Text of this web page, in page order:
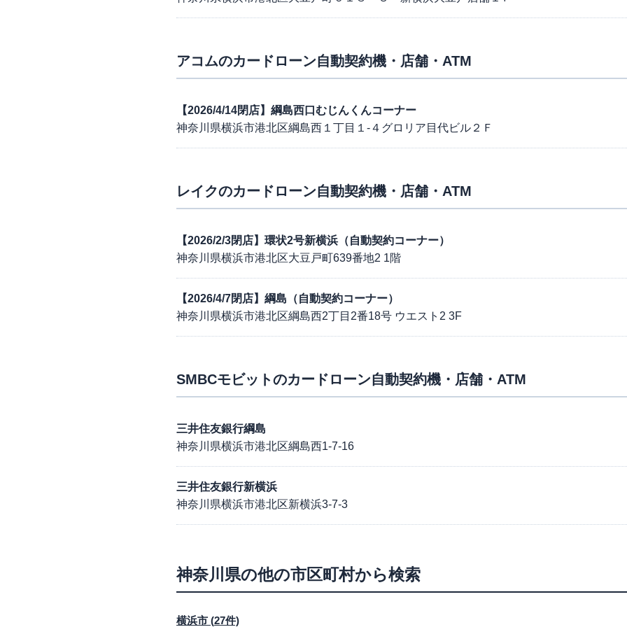
アコムのカードローン自動契約機・店舗・ATM
【2026/4/14閉店】綱島西口むじんくんコーナー
神奈川県横浜市港北区綱島西１丁目１-４グロリア目代ビル２Ｆ
レイクのカードローン自動契約機・店舗・ATM
【2026/2/3閉店】環状2号新横浜（自動契約コーナー）
神奈川県横浜市港北区大豆戸町639番地2 1階
【2026/4/7閉店】綱島（自動契約コーナー）
神奈川県横浜市港北区綱島西2丁目2番18号 ウエスト2 3F
SMBCモビットのカードローン自動契約機・店舗・ATM
三井住友銀行綱島
神奈川県横浜市港北区綱島西1-7-16
三井住友銀行新横浜
神奈川県横浜市港北区新横浜3-7-3
神奈川県の他の市区町村から検索
横浜市 (27件)